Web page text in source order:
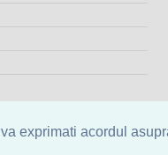
exprimati acordul
de alimente | Calculator